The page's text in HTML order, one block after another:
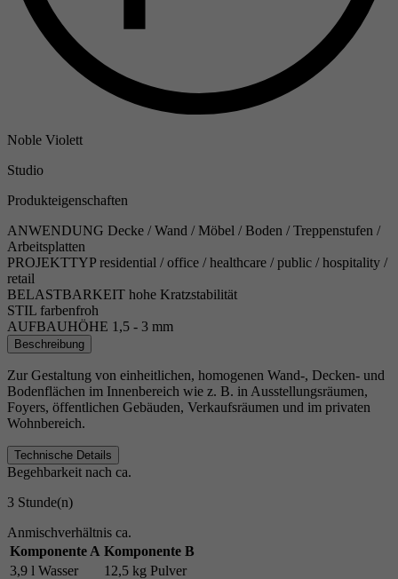
Noble Violett
Studio
Produkteigenschaften
ANWENDUNG Decke / Wand / Möbel / Boden / Treppenstufen /
Arbeitsplatten
PROJEKTTYP residential / office / healthcare / public / hospitality /
retail
BELASTBARKEIT hohe Kratzstabilität
STIL farbenfroh
AUFBAUHÖHE 1,5 - 3 mm
Beschreibung
Zur Gestaltung von einheitlichen, homogenen Wand-, Decken- und
Bodenflächen im Innenbereich wie z. B. in Ausstellungsräumen,
Foyers, öffentlichen Gebäuden, Verkaufsräumen und im privaten
Wohnbereich.
Technische Details
Begehbarkeit nach ca.
3 Stunde(n)
Anmischverhältnis ca.
Komponente A Komponente B
3,9 l Wasser
12,5 kg Pulver